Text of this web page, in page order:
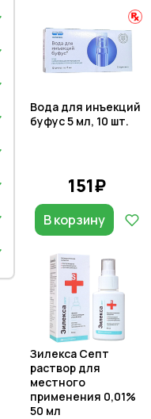
Вода для инъекций
буфус 5 мл, 10 шт.
151₽
В корзину
Зилекса Септ
раствор для
местного
применения 0,01%
50 мл